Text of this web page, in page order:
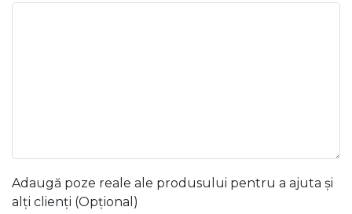
Adaugă poze reale ale produsului pentru a ajuta și
alți clienți (Opțional)